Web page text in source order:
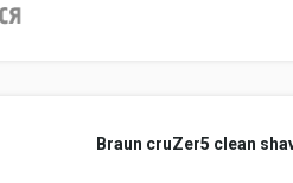
Braun cruZer5 clean